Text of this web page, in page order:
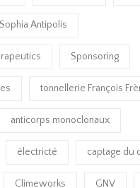
Sophia Antipolis
Sponsoring
tonnellerie François
anticorps monoclonaux
électricté captage du
Climeworks GNV